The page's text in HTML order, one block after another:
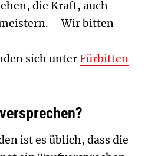
die Kraft, auch
– Wir bitten
sich unterFürbitten
ist es üblich, dass die